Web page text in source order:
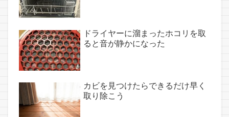
ドライヤーに溜まったホコリを取
ると音が静かになった
カビを見つけたらできるだけ早く
取り除こう